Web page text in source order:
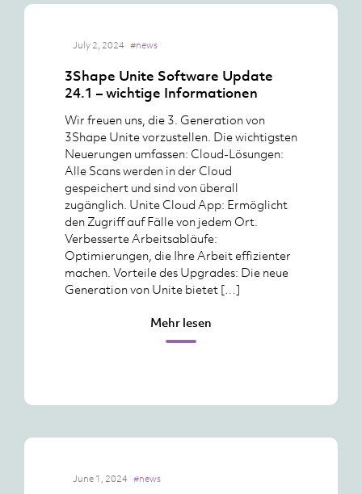
July 2, 2024 #news
3Shape Unite Software Update
24.1 – wichtige Informationen
Wir freuen uns, die 3. Generation von
3Shape Unite vorzustellen. Die wichtigsten
Neuerungen umfassen: Cloud-Lösungen:
Alle Scans werden in der Cloud
gespeichert und sind von überall
zugänglich. Unite Cloud App: Ermöglicht
den Zugriff auf Fälle von jedem Ort.
Verbesserte Arbeitsabläufe:
Optimierungen, die Ihre Arbeit effizienter
machen. Vorteile des Upgrades: Die neue
Generation von Unite bietet […]
Mehr lesen
June 1, 2024 #news